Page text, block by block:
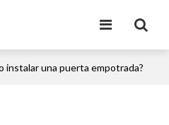
instalar una puerta empotrada?